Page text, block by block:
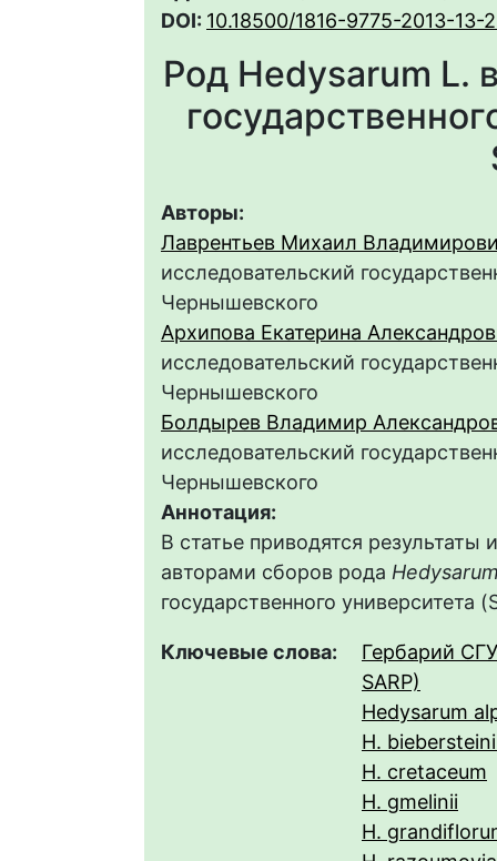
DOI: 10.18500/1816-9775-2013-13-
Род Hedysarum L.
Авторы:
Лаврентьев Михаил
исследовательский
Чернышевского
Архипова Екатерина
исследовательский
Чернышевского
Болдырев Владимир
исследовательский
Чернышевского
Аннотация:
В статье приводятся результаты
авторами сборов рода
государственного университета
Ключевые слова:
Гербарий
SARP)
Hedysarum
H.
H. cretaceum
H. gmelinii
H.